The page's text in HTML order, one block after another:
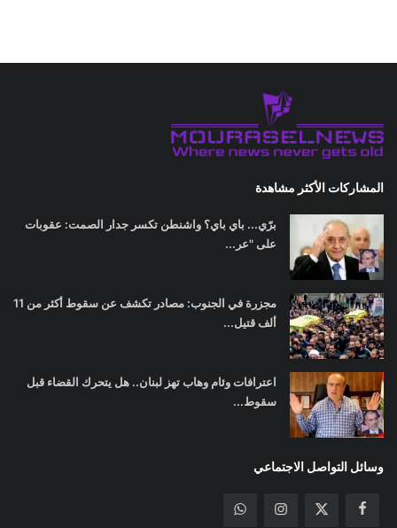
المشاركات الأكثر مشاهدة
برّي... باي باي؟ واشنطن تكسر جدار الصمت: عقوبات
على "عر...
مجزرة في الجنوب: مصادر تكشف عن سقوط أكثر من 11
ألف قتيل...
اعترافات وئام وهاب تهز لبنان.. هل يتحرك القضاء قبل
سقوط...
وسائل التواصل الاجتماعي